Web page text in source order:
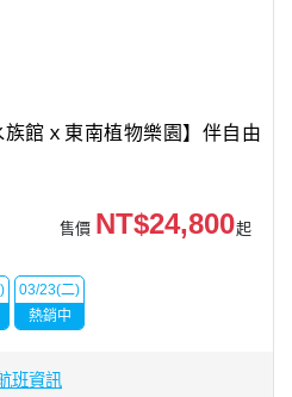
族館ｘ東南植物樂園】伴自由
售價 NT$24,800起
03/23(二)
熱銷中
班資訊